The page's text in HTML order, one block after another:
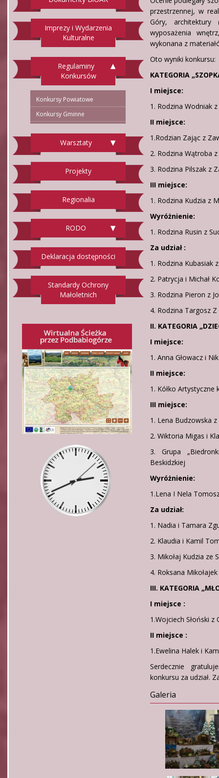
Imprezy i Wydarzenia
Kulturalne
Regulaminy
Konkursów
Konkursy Powiatowe
Konkursy Gminne
Warsztaty
Projekty
Regionalia
RODO
Deklaracja dostępności
Standardy Ochrony
Małoletnich
przestrzennej, w
Góry, architektury
wyposażenia
wykonana z
Oto wyniki konkursu:
KATEGORIA
I miejsce:
1. Rodzina Wodniak
II miejsce:
1.Rodzian Zając z
2. Rodzina Wątroba
3. Rodzina Pilszak z
III miejsce:
1. Rodzina Kudzia z
Wyróżnienie:
1. Rodzina Rusin z
Za udział :
1. Rodzina Kubasiak
2. Patrycja i Michał
3. Rodzina Pieron z
4. Rodzina Targosz
II. KATEGORIA
I miejsce:
1. Anna Głowacz i
II miejsce:
1. Kółko Artystyczne
III miejsce:
1. Lena Budzowska z
2. Wiktoria Migas i
3. Grupa
Beskidzkiej
Wyróżnienie:
1.Lena I Nela
Za udział:
1. Nadia i Tamara
2. Klaudia i Kamil
3. Mikołaj Kudzia ze
4. Roksana
III. KATEGORIA
I miejsce :
1.Wojciech Słoński z
II miejsce :
1.Ewelina Halek i
Serdecznie
konkursu za udział.
Galeria